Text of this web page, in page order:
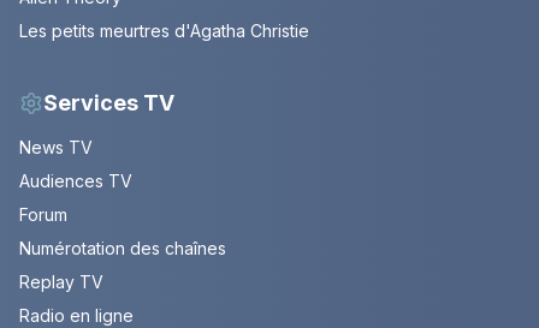
Les petits meurtres d'Agatha Christie
Services TV
News TV
Audiences TV
Forum
Numérotation des chaînes
Replay TV
Radio en ligne